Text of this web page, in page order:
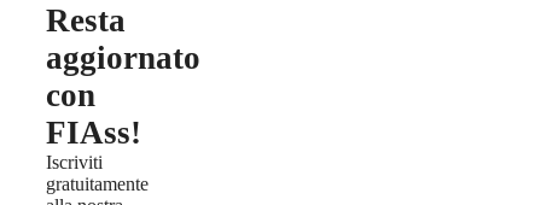
Resta
aggiornato
con
FIAss!
Iscriviti
gratuitamente